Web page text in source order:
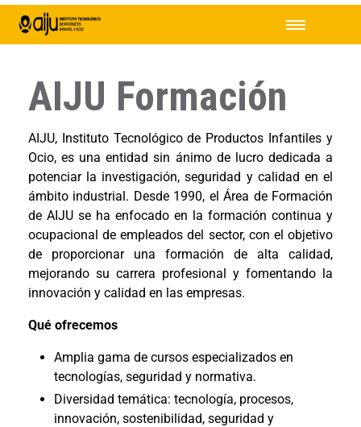
AIJU Formación
AIJU, Instituto Tecnológico de Productos Infantiles y
Ocio, es una entidad sin ánimo de lucro dedicada a
potenciar la investigación, seguridad y calidad en el
ámbito industrial. Desde 1990, el Área de Formación
de AIJU se ha enfocado en la formación continua y
ocupacional de empleados del sector, con el objetivo
de proporcionar una formación de alta calidad,
mejorando su carrera profesional y fomentando la
innovación y calidad en las empresas.
Qué ofrecemos
Amplia gama de cursos especializados en
tecnologías, seguridad y normativa.
Diversidad temática: tecnología, procesos,
innovación, sostenibilidad, seguridad y